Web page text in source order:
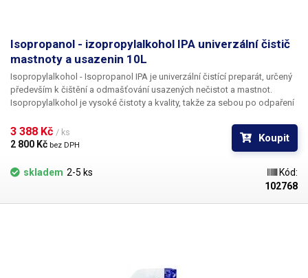
Isopropanol - izopropylalkohol IPA univerzální čistič
mastnoty a usazenin 10L
Isopropylalkohol - Isopropanol IPA je univerzální čistící preparát, určený
především k čištění a odmašťování usazených nečistot a mastnot.
Isopropylalkohol je vysoké čistoty a kvality, takže za sebou po odpaření
površích. Je tedy vhodný například k čištění optických přístrojů,
optických disků CD a DVD, magnetických hlav - VHS a disketových
mechanik, pohonů disků, čištění desek plošných spojů DPS (PCB) -
čištění základních desek vytopených telefonů nebo odstraňování
kalafuny a flux pasty, čištění zrcadel a odstraňování nánosů mazacích
materiály používanými v elektronice. Je neutrální k většině obecně
2098/86B - viz kontakt. Balíkem možno zaslat pouze isopropylalkohol ve
3 388 Kč / ks
2 800 Kč bez DPH
Koupit
skladem 2-5 ks
Kód:
102768